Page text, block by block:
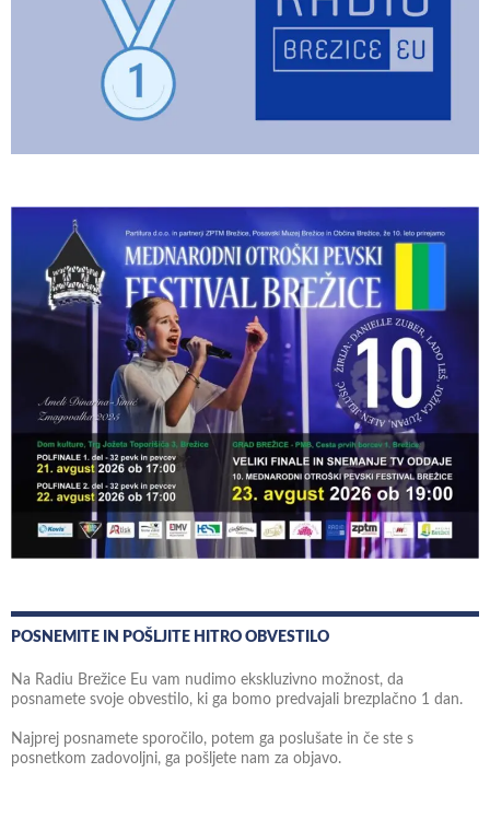
POSNEMITE IN POŠLJITE HITRO OBVESTILO
Na Radiu Brežice Eu vam nudimo ekskluzivno možnost, da
posnamete svoje obvestilo, ki ga bomo predvajali brezplačno 1 dan.
Najprej posnamete sporočilo, potem ga poslušate in če ste s
posnetkom zadovoljni, ga pošljete nam za objavo.